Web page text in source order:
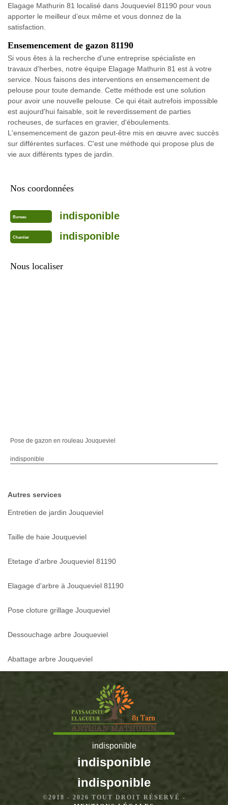
Elagage Mathurin 81 localisé dans Jouqueviel 81190 pour vous
apporter le meilleur d’eux même et vous donnez de la
satisfaction.
Ensemencement de gazon 81190
Si vous êtes à la recherche d'une entreprise spécialiste en
travaux d'herbes, notre équipe Elagage Mathurin 81 est à votre
service. Nous faisons des interventions en ensemencement de
pelouse pour toute demande. Cette méthode est une solution
pour avoir une nouvelle pelouse. Ce qui était autrefois impossible
est aujourd'hui faisable, soit le reverdissement de parties
rocheuses, de surfaces en gravier, d'éboulements.
L'ensemencement de gazon peut-être mis en œuvre avec succès
sur différentes surfaces. C'est une méthode qui propose plus de
vie aux différents types de jardin.
Nos coordonnées
Bureau indisponible
Chantier indisponible
Nous localiser
Pose de gazon en rouleau Jouqueviel
indisponible
Autres services
Entretien de jardin Jouqueviel
Taille de haie Jouqueviel
Etetage d'arbre Jouqueviel 81190
Elagage d'arbre à Jouqueviel 81190
Pose cloture grillage Jouqueviel
Dessouchage arbre Jouqueviel
Abattage arbre Jouqueviel
indisponible
indisponible
indisponible
©2018 - 2026 TOUT DROIT RÉSERVÉ -